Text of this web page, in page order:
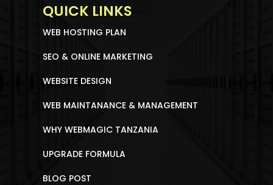
QUICK LINKS
WEB HOSTING PLAN
SEO & ONLINE MARKETING
WEBSITE DESIGN
WEB MAINTANANCE & MANAGEMENT
WHY WEBMAGIC TANZANIA
UPGRADE FORMULA
BLOG POST